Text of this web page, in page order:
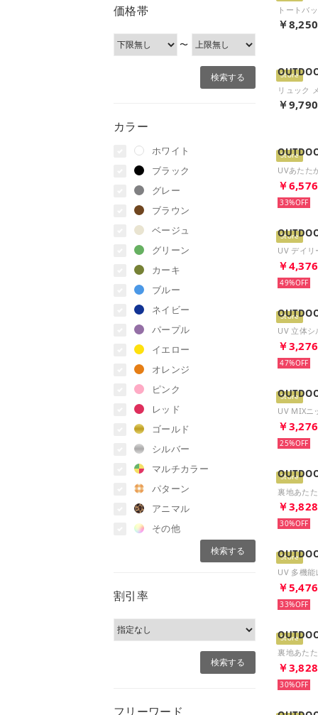
価格帯
〜
カラー
ホワイト
ブラック
グレー
ブラウン
ベージュ
グリーン
カーキ
ブルー
ネイビー
パープル
イエロー
オレンジ
ピンク
レッド
ゴールド
シルバー
マルチカラー
パターン
アニマル
その他
割引率
フリーワード
￥8,250
Store
￥9,790
Store
￥6,576
33%
Store
￥4,376
49%
Store
￥3,276
47%
Store
￥3,276
25%
Store
￥3,828
30%
Store
￥5,476
33%
Store
￥3,828
30%